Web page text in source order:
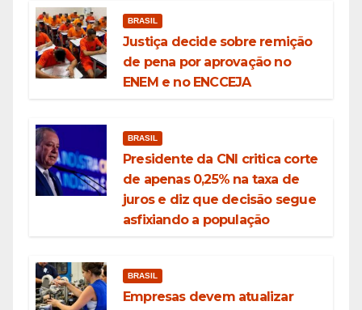
BRASIL
Justiça decide sobre remição
de pena por aprovação no
ENEM e no ENCCEJA
BRASIL
Presidente da CNI critica corte
de apenas 0,25% na taxa de
juros e diz que decisão segue
asfixiando a população
BRASIL
Empresas devem atualizar